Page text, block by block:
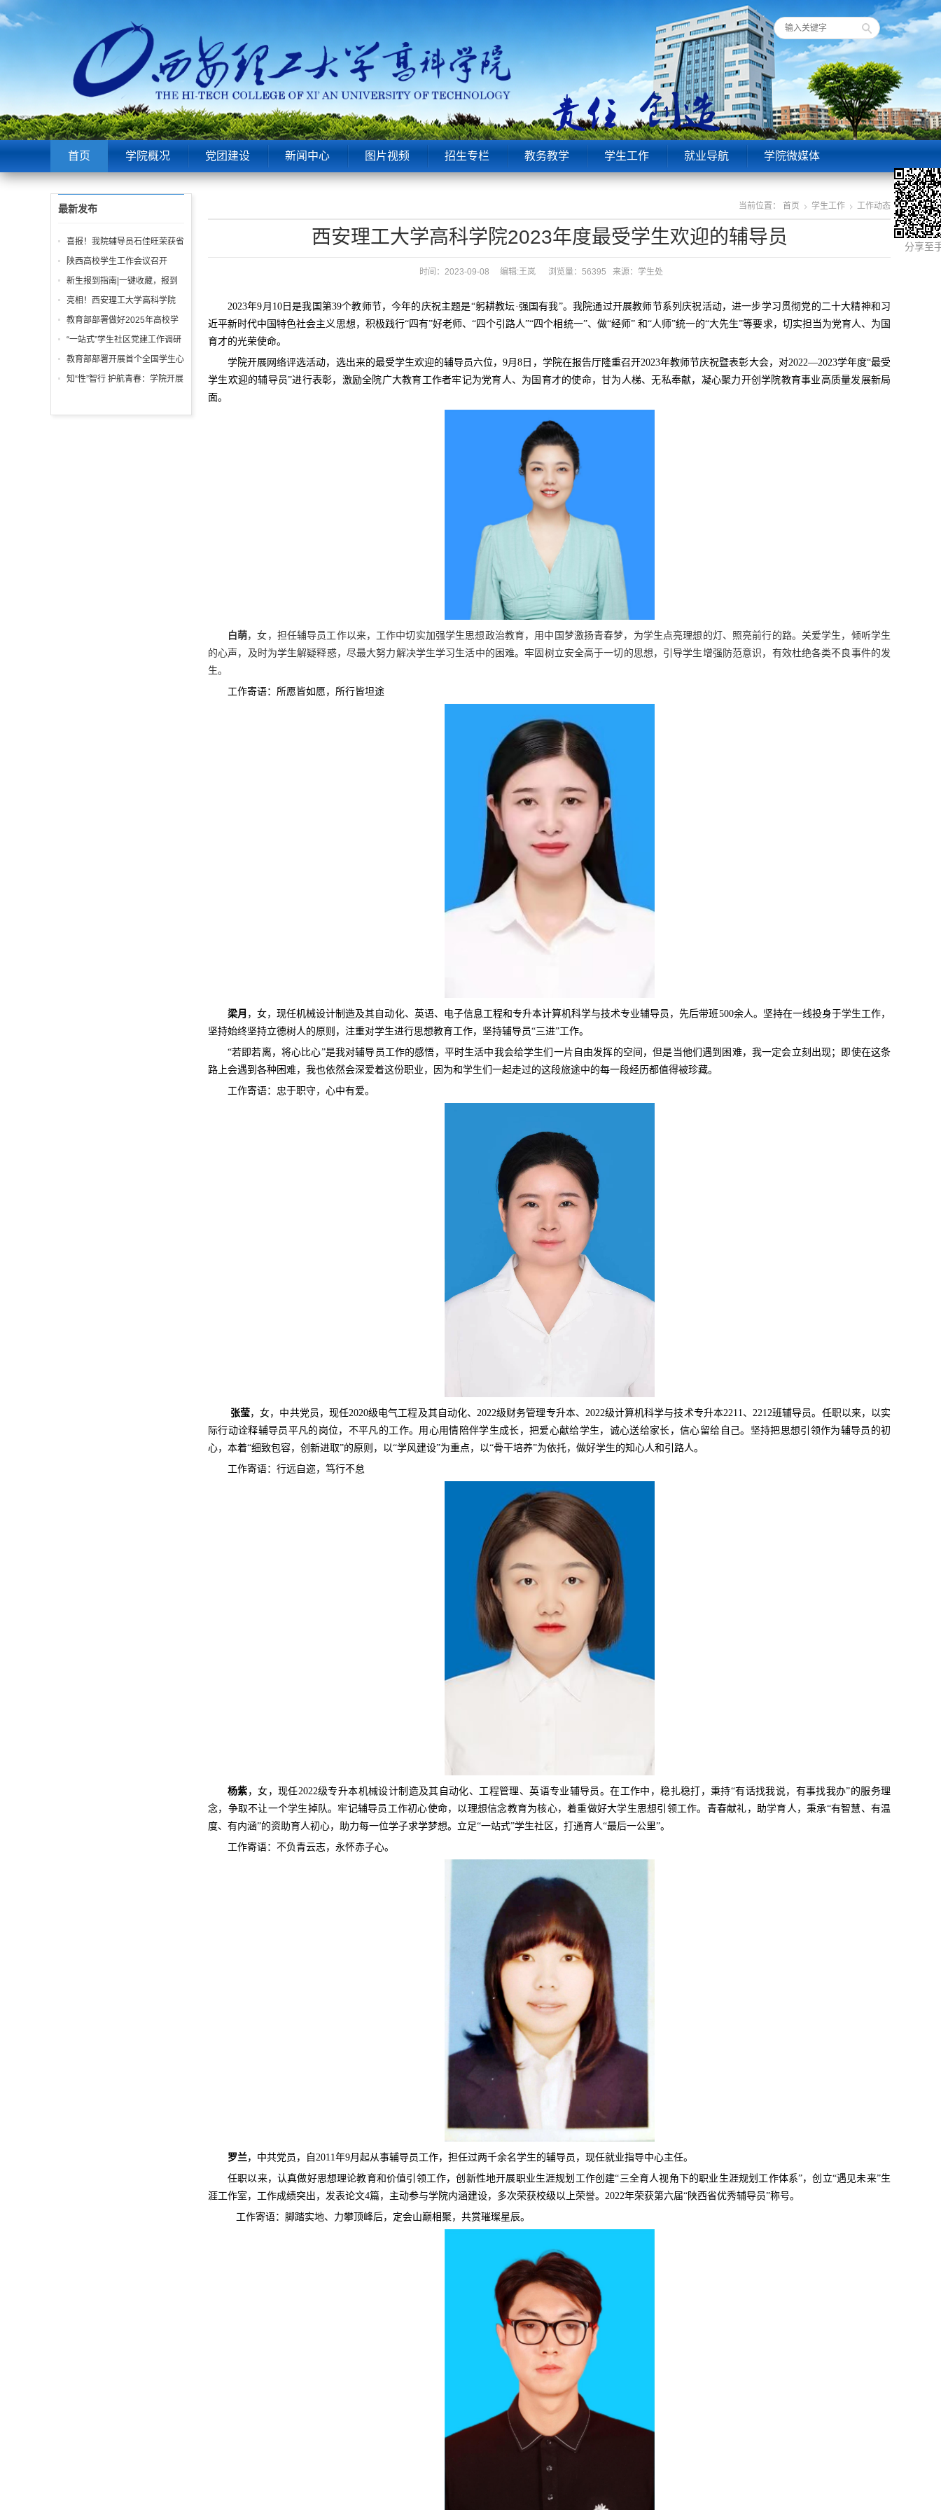
首页 学院概况 党团建设 新闻中心 图片视频 招生专栏 教务教学 学生工作 就业导航 学院微媒体
当前位置： 首页 学生工作 工作动态
分享至
西安理工大学高科学院2023年度最受学生欢迎的辅导员
时间：2023-09-08 编辑:王岚 浏览量：56395 来源：学生处
2023年9月10日是我国第39个教师节，今年的庆祝主题是“躬耕教坛·强国有我”。我院通过开展教师节系列庆祝活动，进一步学习贯彻党的二十大精神和习
近平新时代中国特色社会主义思想，积极践行“四有”好老师、“四个引路人”“四个相统一”、做“经师” 和“人师”统一的“大先生”等要求，切实担当为党育人、为国
育才的光荣使命。
学院开展网络评选活动，选出来的最受学生欢迎的辅导员六位，9月8日，学院在报告厅隆重召开2023年教师节庆祝暨表彰大会，对2022—2023学年度“最受
学生欢迎的辅导员”进行表彰，激励全院广大教育工作者牢记为党育人、为国育才的使命，甘为人梯、无私奉献，凝心聚力开创学院教育事业高质量发展新局
面。
白萌，女，担任辅导员工作以来，工作中切实加强学生思想政治教育，用中国梦激扬青春梦，为学生点亮理想的灯、照亮前行的路。关爱学生，倾听学生
的心声，及时为学生解疑释惑，尽最大努力解决学生学习生活中的困难。牢固树立安全高于一切的思想，引导学生增强防范意识，有效杜绝各类不良事件的发
生。
工作寄语：所愿皆如愿，所行皆坦途
梁月 ，女，现任机械设计制造及其自动化、英语、电子信息工程和专升本计算机科学与技术专业辅导员，先后带班500余人。坚持在一线投身于学生工作，
坚持始终坚持立德树人的原则，注重对学生进行思想教育工作，坚持辅导员“三进”工作。
“若即若离，将心比心”是我对辅导员工作的感悟，平时生活中我会给学生们一片自由发挥的空间，但是当他们遇到困难，我一定会立刻出现；即使在这条
路上会遇到各种困难，我也依然会深爱着这份职业，因为和学生们一起走过的这段旅途中的每一段经历都值得被珍藏。
工作寄语：忠于职守，心中有爱。
张莹，女，中共党员，现任2020级电气工程及其自动化、2022级财务管理专升本、2022级计算机科学与技术专升本2211、2212班辅导员。任职以来，以实
际行动诠释辅导员平凡的岗位，不平凡的工作。用心用情陪伴学生成长，把爱心献给学生，诚心送给家长，信心留给自己。坚持把思想引领作为辅导员的初
心，本着“细致包容，创新进取”的原则，以“学风建设”为重点，以“骨干培养”为依托，做好学生的知心人和引路人。
工作寄语：行远自迩，笃行不怠
杨紫 ，女，现任2022级专升本机械设计制造及其自动化、工程管理、英语专业辅导员。在工作中，稳扎稳打，秉持“有话找我说，有事找我办”的服务理
念，争取不让一个学生掉队。牢记辅导员工作初心使命，以理想信念教育为核心，着重做好大学生思想引领工作。青春献礼，助学育人，秉承“有智慧、有温
度、有内涵”的资助育人初心，助力每一位学子求学梦想。立足“一站式”学生社区，打通育人“最后一公里”。
工作寄语：不负青云志，永怀赤子心。
罗兰，中共党员，自2011年9月起从事辅导员工作，担任过两千余名学生的辅导员，现任就业指导中心主任。
任职以来，认真做好思想理论教育和价值引领工作，创新性地开展职业生涯规划工作创建“三全育人视角下的职业生涯规划工作体系”，创立“遇见未来”生
涯工作室，工作成绩突出，发表论文4篇，主动参与学院内涵建设，多次荣获校级以上荣誉。2022年荣获第六届“陕西省优秀辅导员”称号。
工作寄语：脚踏实地、力攀顶峰后，定会山巅相聚，共赏璀璨星辰。
最新发布
喜报！我院辅导员石佳旺荣获省
级“优秀风采”奖！
陕西高校学生工作会议召开‌
新生报到指南|一键收藏，报到
日不迷路
亮相！西安理工大学高科学院
2025级新生辅导员已上线
教育部部署做好2025年高校学
生征兵宣传工作
“一站式”学生社区党建工作调研
教育部部署开展首个全国学生心
理健康宣传教育月活动
知“性”智行 护航青春：学院开展
性心理健康意识